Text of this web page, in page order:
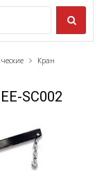
Кран
SC002